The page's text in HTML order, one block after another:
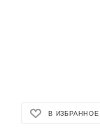
В ИЗБРАННОЕ